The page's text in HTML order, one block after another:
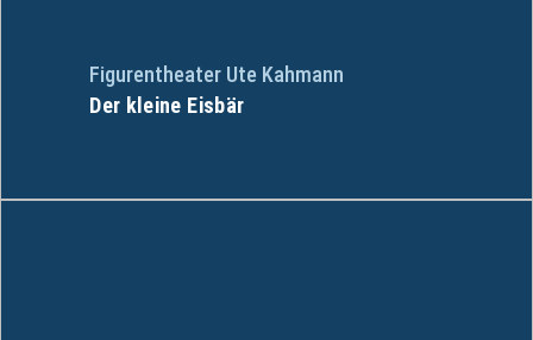
Figurentheater Ute Kahmann
Der kleine Eisbär